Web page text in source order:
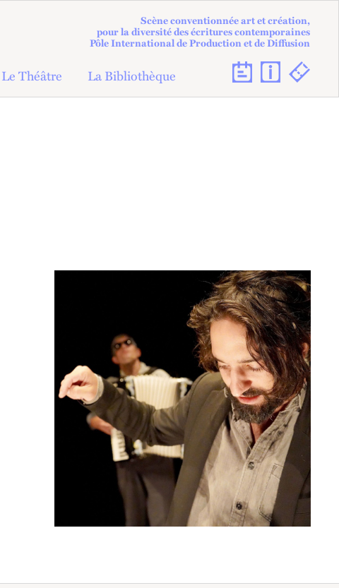
Scène conventionnée art et création,
pour la diversité des écritures contemporaines
Pôle International de Production et de Diffusion
Le Théâtre La Bibliothèque